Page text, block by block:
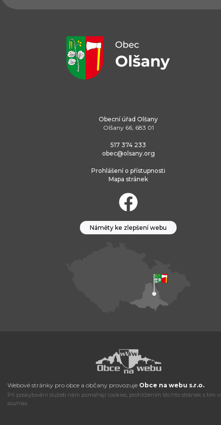
Obecní úřad Olšany
Olšany 66, 683 01
517 374 233
obec@olsany.org
Prohlášení o přístupnosti
Mapa stránek
Náměty ke zlepšení webu
Webové stránky pro obce a občany provozuje Obce na webu s.r.o.
Při poskytování služeb nám pomáhají cookies, prohlížením těchto stránek s tím
souhlas.